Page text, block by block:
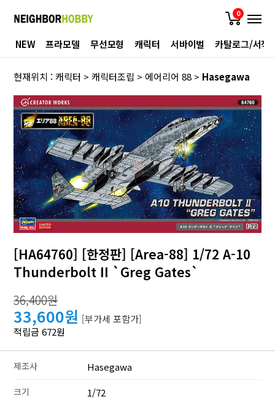
0
NEW 프라모델 무선모형 캐릭터 서바이벌 카탈로그/서적
현재위치 :캐릭터 >캐릭터조립 > 에어리어 88 > Hasegawa
[HA64760] [한정판] [Area-88] 1/72 A-10
Thunderbolt II `Greg Gates`
36,400원
33,600원 [부가세 포함가]
적립금 672원
제조사 Hasegawa
크기 1/72